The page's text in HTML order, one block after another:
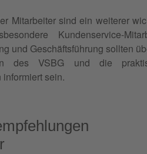
Mitarbeiter sind ein weiterer
Kundenservice-
und Geschäftsführung sollten
des VSBG und die
sein.